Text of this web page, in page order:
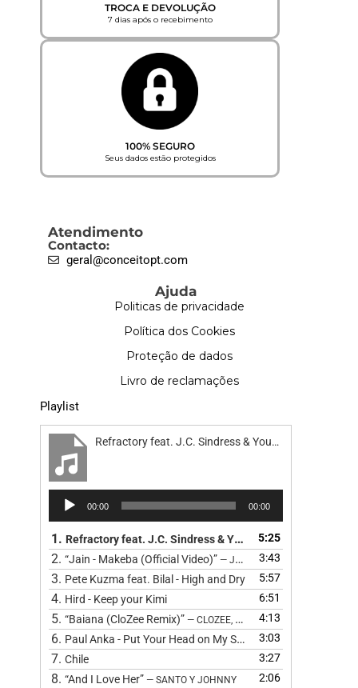
TROCA E DEVOLUÇÃO
7 dias após o recebimento
100% SEGURO
Seus dados estão protegidos
Atendimento
Contacto:
geral@conceitopt.com
Ajuda
Politicas de privacidade
Política dos Cookies
Proteção de dados
Livro de reclamações
Playlist
Refractory feat. J.C. Sindress & Youn Sun Nah - Road
Reprodutor
00:00 00:00
1. Refractory feat. J.C. Sindress & Youn Sun Nah - Road
5:25
2. “Jain - Makeba (Official Video)” — JAIN 3:43
3. Pete Kuzma feat. Bilal - High and Dry 5:57
4. Hird - Keep your Kimi 6:51
5. “Baiana (CloZee Remix)” — CLOZEE, BARBATUQUES, CLOZEE,
4:13
6. Paul Anka - Put Your Head on My Shoulder (Cover) by The
3:03
7. Chile 3:27
8. “And I Love Her” — SANTO Y JOHNNY 2:06